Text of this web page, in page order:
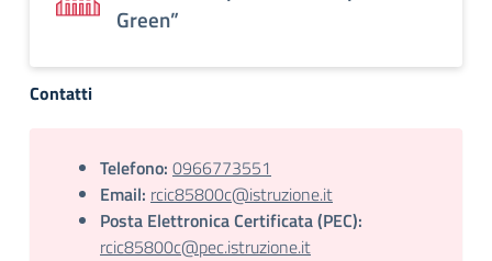
Green”
Contatti
Telefono: 0966773551
Email: rcic85800c@istruzione.it
Posta Elettronica Certificata (PEC):
rcic85800c@pec.istruzione.it